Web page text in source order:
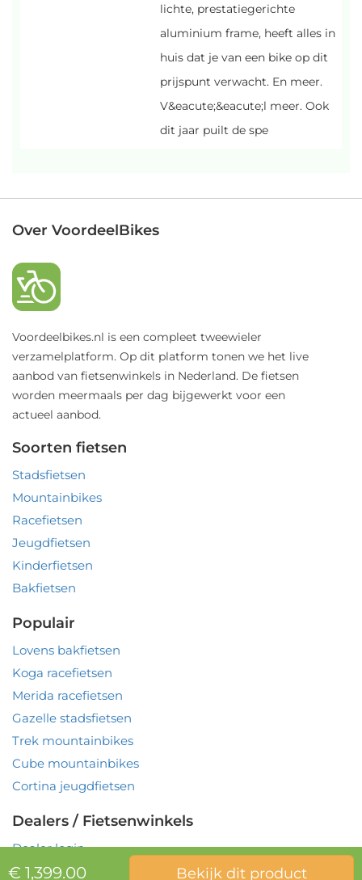
lichte, prestatiegerichte
aluminium frame, heeft alles in
huis dat je van een bike op dit
prijspunt verwacht. En meer.
V&eacute;&eacute;l meer. Ook
dit jaar puilt de spe
€ 1,399.00 Bekijk dit product
Over VoordeelBikes
Voordeelbikes.nl is een compleet tweewieler
verzamelplatform. Op dit platform tonen we het live
aanbod van fietsenwinkels in Nederland. De fietsen
worden meermaals per dag bijgewerkt voor een
actueel aanbod.
Soorten fietsen
Stadsfietsen
Mountainbikes
Racefietsen
Jeugdfietsen
Kinderfietsen
Bakfietsen
Populair
Lovens bakfietsen
Koga racefietsen
Merida racefietsen
Gazelle stadsfietsen
Trek mountainbikes
Cube mountainbikes
Cortina jeugdfietsen
Dealers / Fietsenwinkels
Dealer login